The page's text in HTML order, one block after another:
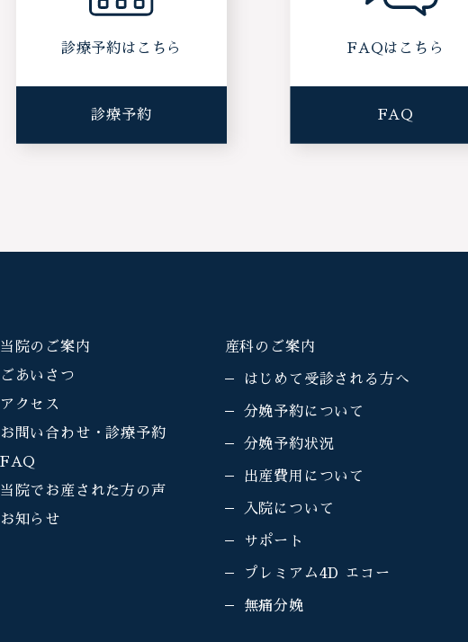
診療予約はこちら
診療予約
FAQはこちら
FAQ
当院のご案内
ごあいさつ
アクセス
お問い合わせ・診療予約
FAQ
当院でお産された方の声
お知らせ
産科のご案内
はじめて受診される方へ
分娩予約について
分娩予約状況
出産費用について
入院について
サポート
プレミアム4D エコー
無痛分娩